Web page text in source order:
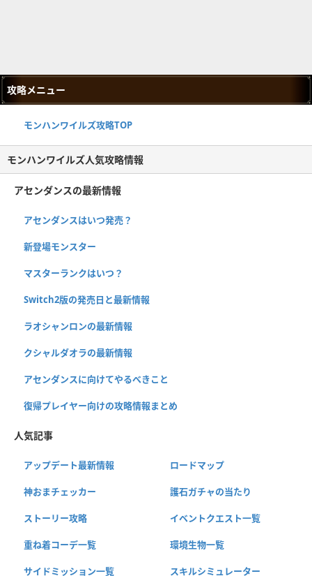
攻略メニュー
モンハンワイルズ攻略TOP
モンハンワイルズ人気攻略情報
アセンダンスの最新情報
アセンダンスはいつ発売？
新登場モンスター
マスターランクはいつ？
Switch2版の発売日と最新情報
ラオシャンロンの最新情報
クシャルダオラの最新情報
アセンダンスに向けてやるべきこと
復帰プレイヤー向けの攻略情報まとめ
人気記事
アップデート最新情報 ロードマップ
神おまチェッカー 護石ガチャの当たり
ストーリー攻略 イベントクエスト一覧
重ね着コーデ一覧 環境生物一覧
サイドミッション一覧 スキルシミュレーター